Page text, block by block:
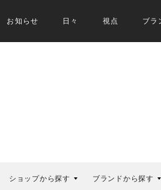
お知らせ 日々 視点 ブラ
ショップから探す ブランドから探す